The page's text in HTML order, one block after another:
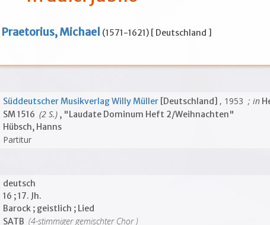
Praetorius, Michael (1571-1621) [ Deutschland ]
Süddeutscher Musikverlag Willy Müller [Deutschland] , 1953 ; in
SM 1516 (2 S.) , "Laudate Dominum Heft 2/Weihnachten"
Hübsch, Hanns
Partitur
deutsch
16 ; 17. Jh.
Barock ; geistlich ; Lied
SATB (4-stimmiger gemischter Chor )